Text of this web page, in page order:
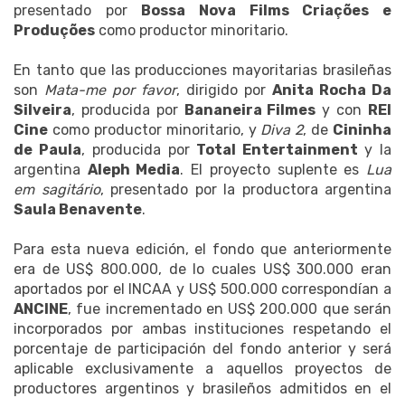
presentado por Bossa Nova Films Criações e
Produções como productor minoritario.
En tanto que las producciones mayoritarias brasileñas
son Mata-me por favor, dirigido por Anita Rocha Da
Silveira, producida por Bananeira Filmes y con REI
Cine como productor minoritario, y Diva 2, de Cininha
de Paula, producida por Total Entertainmenty la
argentina Aleph Media. El proyecto suplente es Lua
em sagitário, presentado por la productora argentina
Saula Benavente.
Para esta nueva edición, el fondo que anteriormente
era de US$ 800.000, de lo cuales US$ 300.000 eran
aportados por el INCAA y US$ 500.000 correspondían a
ANCINE, fue incrementado en US$ 200.000 que serán
incorporados por ambas instituciones respetando el
porcentaje de participación del fondo anterior y será
aplicable exclusivamente a aquellos proyectos de
productores argentinos y brasileños admitidos en el